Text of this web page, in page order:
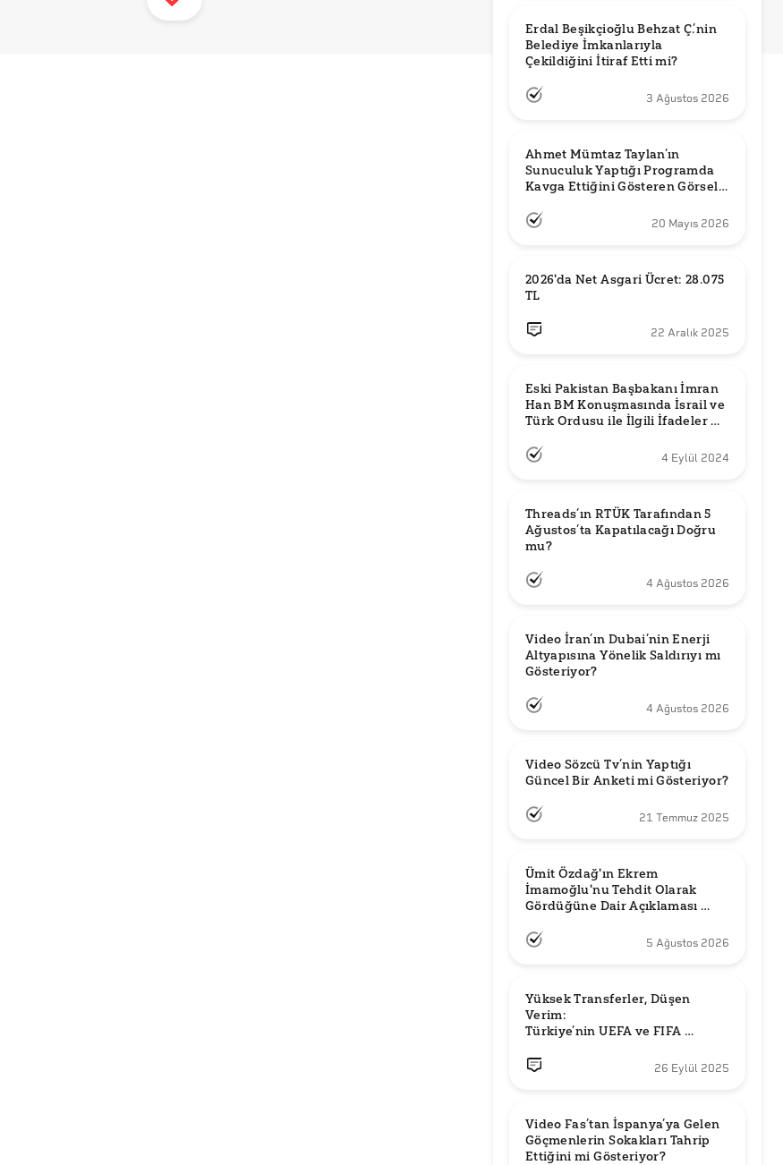
Erdal Beşikçioğlu Behzat Ç.’nin
Belediye İmkanlarıyla
3 Ağustos 2026
Ahmet Mümtaz Taylan’ın
Sunuculuk Yaptığı Programda
Kavga Ettiğini Gösteren Görsel
20 Mayıs 2026
2026'da Net Asgari Ücret: 28.075
TL
22 Aralık 2025
Eski Pakistan Başbakanı İmran
Han BM Konuşmasında İsrail ve
Türk Ordusu ile İlgili İfadeler mi
4 Eylül 2024
Threads’ın RTÜK Tarafından 5
Ağustos’ta Kapatılacağı Doğru
mu?
4 Ağustos 2026
Video İran’ın Dubai’nin Enerji
Altyapısına Yönelik Saldırıyı mı
Gösteriyor?
4 Ağustos 2026
Video Sözcü Tv’nin Yaptığı
Güncel Bir Anketi mi Gösteriyor?
21 Temmuz 2025
Ümit Özdağ'ın Ekrem
İmamoğlu'nu Tehdit Olarak
Gördüğüne Dair Açıklaması
5 Ağustos 2026
Yüksek Transferler, Düşen
Verim:
Türkiye’nin UEFA ve FIFA
26 Eylül 2025
Video Fas’tan İspanya’ya Gelen
Göçmenlerin Sokakları Tahrip
Ettiğini mi Gösteriyor?